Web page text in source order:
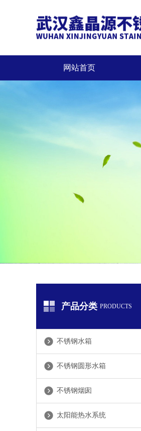
网站首页
产品分类 PRODUCTS
不锈钢水箱
不锈钢圆形水箱
不锈钢烟囱
太阳能热水系统